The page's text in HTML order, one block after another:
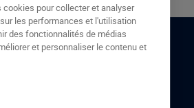
EN CONTACT
cookies pour collecter et analyser
les performances et l'utilisation
des fonctionnalités de médias
et personnaliser le contenu et